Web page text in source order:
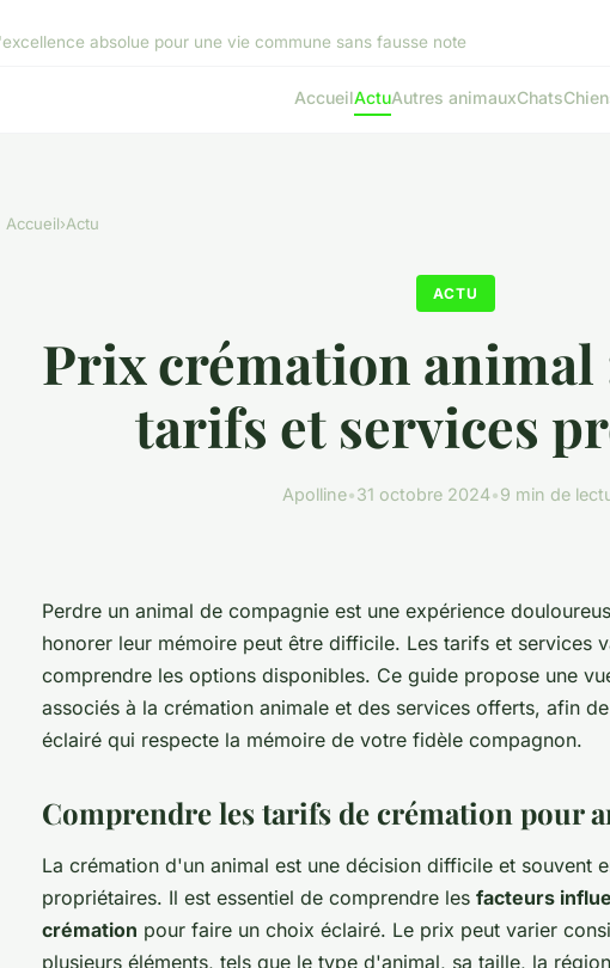
absolue pour une vie commune sans fausse note
AccueilActuAutres animauxChats
Accueil›Actu
ACTU
Prix crémation animal
tarifs et services
Apolline•31 octobre 2024•9 min de
Perdre un animal de compagnie est une expérience
honorer leur mémoire peut être difficile. Les tarifs et services
comprendre les options disponibles. Ce guide propose une
associés à la crémation animale et des services offerts, afin
éclairé qui respecte la mémoire de votre fidèle compagnon.
Comprendre les tarifs de crémation pour
La crémation d'un animal est une décision difficile et souvent
propriétaires. Il est essentiel de comprendre les facteurs
crémation pour faire un choix éclairé. Le prix peut varier
plusieurs éléments, tels que le type d'animal, sa taille, la